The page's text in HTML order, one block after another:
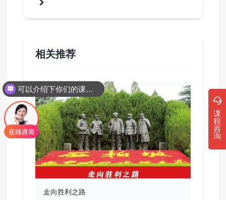
相关推荐
走向胜利之路
课
程
咨
询